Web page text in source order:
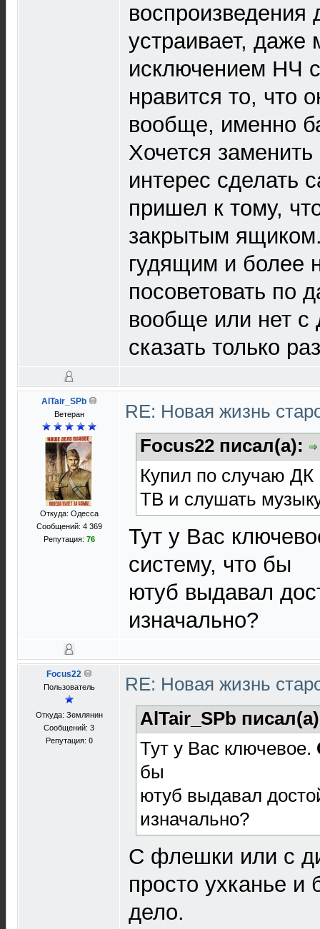
воспроизведения
устраивает, даже
исключением НЧ
нравится то, что
вообще, именно
Хочется
интерес сделать
пришел к тому,
закрытым
гудящим и более
посоветовать по
вообще или нет с
сказать только
AlTair_SPb
Ветеран
Откуда: Одесса
Сообщений: 4 369
Репутация: 76
RE: Новая жизнь
Focus22 писал(а):
Купил по случаю ДК
ТВ и слушать
Тут у Вас
систему, что бы
ютуб выдавал
изначально?
Focus22
Пользователь
Откуда: Землянин
Сообщений: 3
Репутация: 0
RE: Новая жизнь
AlTair_SPb
Тут у Вас ключевое.
бы
ютуб выдавал
изначально?
С флешки или с
просто ухканье и
дело.